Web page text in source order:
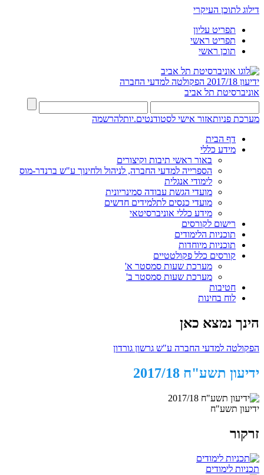
דילוג לתוכן העיקרי
תפריט עליון
תפריט ראשי
תוכן ראשי
ידיעון 2017/18
הפקולטה למדעי החברה
אוניברסיטת תל אביב
מערכת פניותאזור אישי לסטודנטים.יותלהרשמה
דף הבית
מידע כללי
באור ראשי תיבות וקיצורים
הספרייה למדעי החברה, לניהול ולחינוך ע"ש ברנדר-מוס
לימודי אנגלית
מועדי הגשת עבודה סמינריונית
מועדי כנסים לתלמידים חדשים
מידע כללי אוניברסיטאי
רישום לקורסים
תוכניות הלימודים
תוכניות מיוחדות
קורסים כלל פקולטטיים
מערכת שעות סמסטר א'
מערכת שעות סמסטר ב'
חטיבות
לוח בחינות
הינך נמצא כאן
הפקולטה למדעי החברה ע"ש גרשון גורדון
ידיעון תשע"ח 2017/18
ידיעון תשע"ח
זרקור
תכניות לימודים